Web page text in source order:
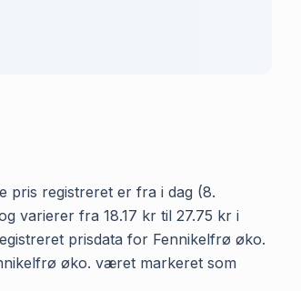
pris registreret er fra i dag (8.
varierer fra 18.17 kr til 27.75 kr i
prisdata for Fennikelfrø øko.
øko. været markeret som